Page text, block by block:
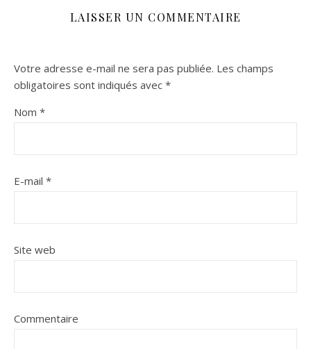
LAISSER UN COMMENTAIRE
Votre adresse e-mail ne sera pas publiée. Les champs
obligatoires sont indiqués avec *
Nom *
E-mail *
Site web
Commentaire